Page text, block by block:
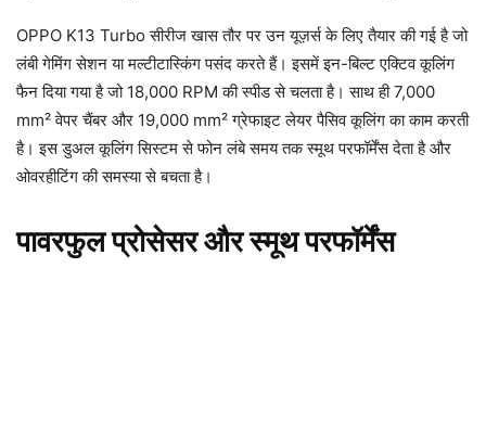
OPPO K13 Turbo सीरीज खास तौर पर उन यूज़र्स के लिए तैयार की गई है जो
लंबी गेमिंग सेशन या मल्टीटास्किंग पसंद करते हैं। इसमें इन-बिल्ट एक्टिव कूलिंग
फैन दिया गया है जो 18,000 RPM की स्पीड से चलता है। साथ ही 7,000
mm² वेपर चैंबर और 19,000 mm² ग्रेफाइट लेयर पैसिव कूलिंग का काम करती
है। इस डुअल कूलिंग सिस्टम से फोन लंबे समय तक स्मूथ परफॉर्मेंस देता है और
ओवरहीटिंग की समस्या से बचता है।
पावरफुल प्रोसेसर और स्मूथ परफॉर्मेंस